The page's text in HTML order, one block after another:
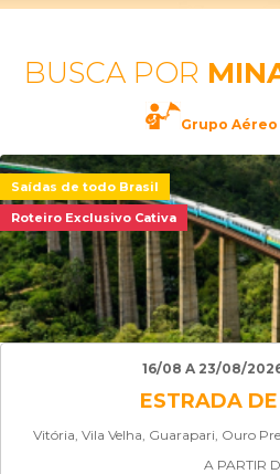
BUSCA POR
Grupo
Saídas de todo Brasil
Roteiro Exclusivo Cativa
16/08 A 23/08/
ESTRADA
Vitória, Vila Velha, Guarapari, Ouro
A PARTIR